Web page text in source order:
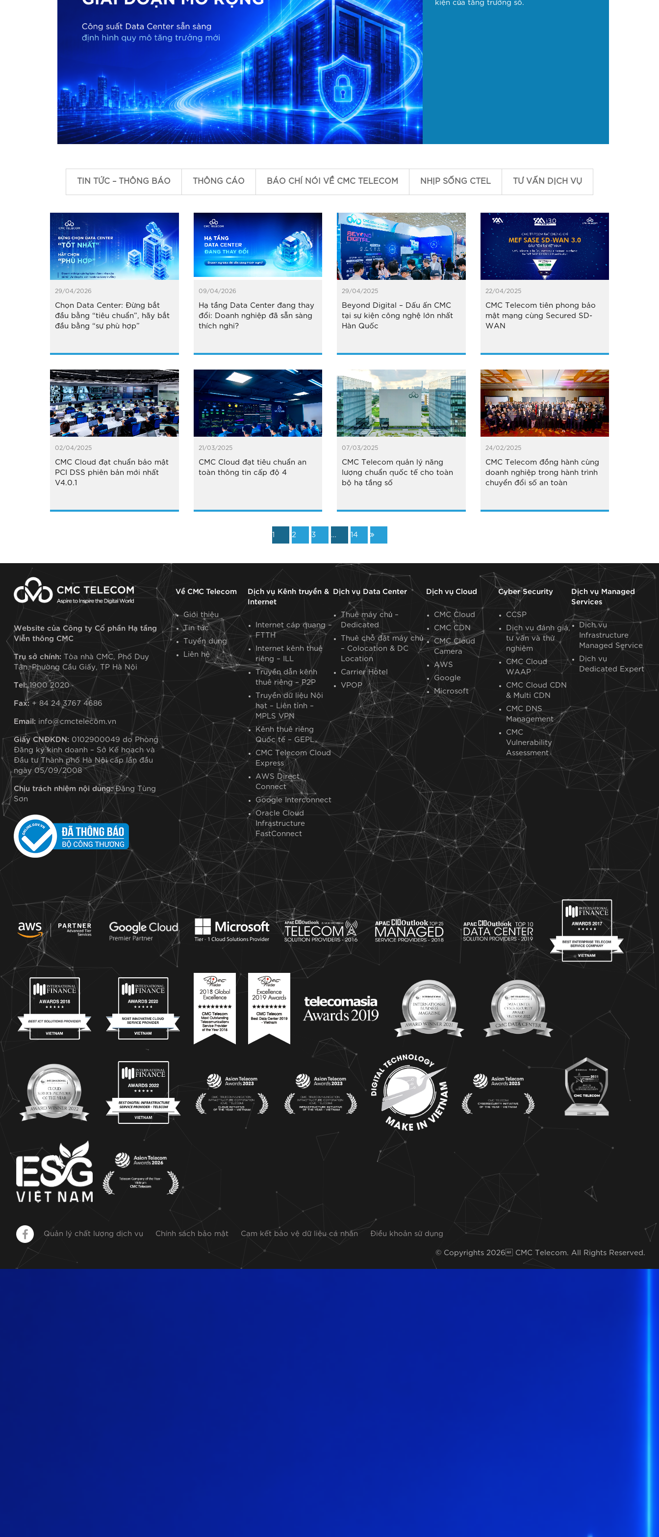
Dịch vụ Voice OTP
CCSP
kiện của tăng trưởng số.
TIN TỨC – THÔNG BÁO THÔNG CÁO BÁO CHÍ NÓI VỀ CMC TELECOM NHỊP SỐNG CTEL TƯ VẤN DỊCH VỤ
29/04/2026
Chọn Data Center: Đừng bắt
đầu bằng “tiêu chuẩn”, hãy bắt
đầu bằng “sự phù hợp”
09/04/2026
Hạ tầng Data Center đang thay
đổi: Doanh nghiệp đã sẵn sàng
thích nghi?
29/04/2025
Beyond Digital – Dấu ấn CMC
tại sự kiện công nghệ lớn nhất
Hàn Quốc
22/04/2025
CMC Telecom tiên phong bảo
mật mạng cùng Secured SD-
WAN
02/04/2025
CMC Cloud đạt chuẩn bảo mật
PCI DSS phiên bản mới nhất
V4.0.1
21/03/2025
CMC Cloud đạt tiêu chuẩn an
toàn thông tin cấp độ 4
07/03/2025
CMC Telecom quản lý năng
lượng chuẩn quốc tế cho toàn
bộ hạ tầng số
24/02/2025
CMC Telecom đồng hành cùng
doanh nghiệp trong hành trình
chuyển đổi số an toàn
1 2 3 … 14
Website của Công ty Cổ phần Hạ tầng
Viễn thông CMC
Trụ sở chính:
Tòa nhà CMC, Phố Duy
Tân, Phường Cầu Giấy, TP Hà Nội
Tel:1900 2020
Fax: + 84 24 3767 4686
Email: info@cmctelecom.vn
Giấy CNĐKDN: 0102900049 do Phòng
Đăng ký kinh doanh – Sở Kế hoạch và
Đầu tư Thành phố Hà Nội cấp lần đầu
ngày 05/09/2008
Chịu trách nhiệm nội dung:Đặng Tùng
Sơn
Về CMC Telecom
Giới thiệu
Tin tức
Tuyển dụng
Liên hệ
Dịch vụ Kênh truyền &
Internet
Internet cáp quang –
FTTH
Internet kênh thuê
riêng – ILL
Truyền dẫn kênh
thuê riêng – P2P
Truyền dữ liệu Nội
hạt – Liên tỉnh –
MPLS VPN
Kênh thuê riêng
Quốc tế – GEPL
CMC Telecom Cloud
Express
AWS Direct
Connect
Google Interconnect
Oracle Cloud
Infrastructure
FastConnect
Dịch vụ Data Center
Thuê máy chủ –
Dedicated
Thuê chỗ đặt máy chủ
– Colocation & DC
Location
Carrier Hotel
VPOP
Dịch vụ Cloud
CMC Cloud
CMC CDN
CMC Cloud
Camera
AWS
Google
Microsoft
Cyber Security
CCSP
Dịch vụ đánh giá,
tư vấn và thử
nghiệm
CMC Cloud
WAAP
CMC Cloud CDN
& Multi CDN
CMC DNS
Management
CMC
Vulnerability
Assessment
Dịch vụ Managed
Services
Dịch vụ
Infrastructure
Managed Service
Dịch vụ
Dedicated Expert​
Quản lý chất lượng dịch vụ Chính sách bảo mật Cam kết bảo vệ dữ liệu cá nhân Điều khoản sử dụng
© Copyrights 2026 CMC Telecom. All Rights Reserved.